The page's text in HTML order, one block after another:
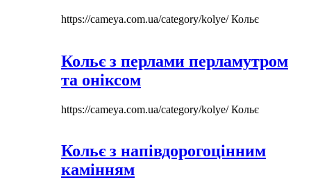
https://cameya.com.ua/category/kolye/Кольє
Кольє з перлами перламутром
та оніксом
https://cameya.com.ua/category/kolye/Кольє
Кольє з напівдорогоцінним
камінням